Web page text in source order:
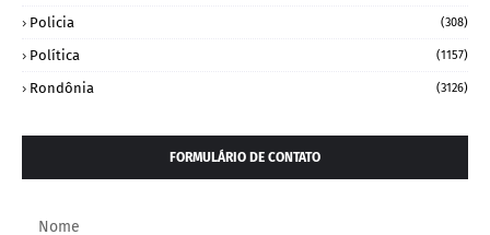
Policia (308)
Política (1157)
Rondônia (3126)
FORMULÁRIO DE CONTATO
Nome